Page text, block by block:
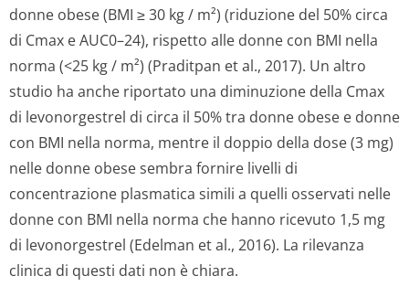
donne obese (BMI ≥ 30 kg / m²) (riduzione del 50% circa
di Cmax e AUC0–24), rispetto alle donne con BMI nella
norma (<25 kg / m²) (Praditpan et al., 2017). Un altro
studio ha anche riportato una diminuzione della Cmax
di levonorgestrel di circa il 50% tra donne obese e donne
con BMI nella norma, mentre il doppio della dose (3 mg)
nelle donne obese sembra fornire livelli di
concentrazione plasmatica simili a quelli osservati nelle
donne con BMI nella norma che hanno ricevuto 1,5 mg
di levonorgestrel (Edelman et al., 2016). La rilevanza
clinica di questi dati non è chiara.